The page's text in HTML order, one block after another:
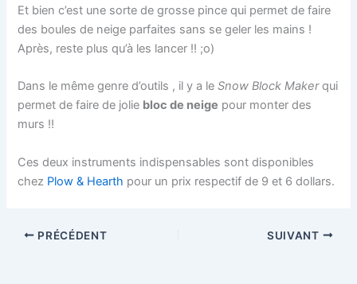
Et bien c’est une sorte de grosse pince qui permet de faire
des boules de neige parfaites sans se geler les mains !
Après, reste plus qu’à les lancer !! ;o)
Dans le même genre d’outils , il y a leSnow Block Makerqui
permet de faire de jolie bloc de neige pour monter des
murs !!
Ces deux instruments indispensables sont disponibles
chez Plow & Hearth pour un prix respectif de 9 et 6 dollars.
PRÉCÉDENT SUIVANT